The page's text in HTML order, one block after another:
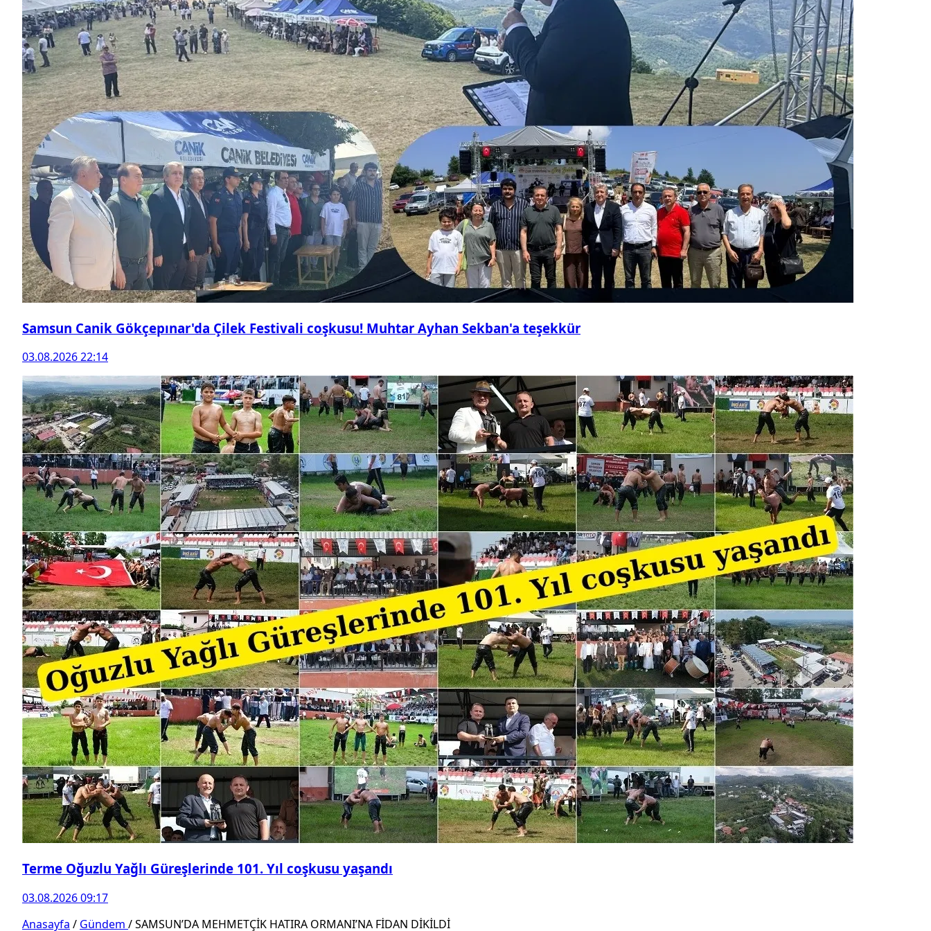
Samsun Canik Gökçepınar'da Çilek Festivali coşkusu! Muhtar Ayhan Sekban'a teşekkür
03.08.2026 22:14
Terme Oğuzlu Yağlı Güreşlerinde 101. Yıl coşkusu yaşandı
03.08.2026 09:17
Anasayfa / Gündem /SAMSUN’DA MEHMETÇİK HATIRA ORMANI’NA FİDAN DİKİLDİ